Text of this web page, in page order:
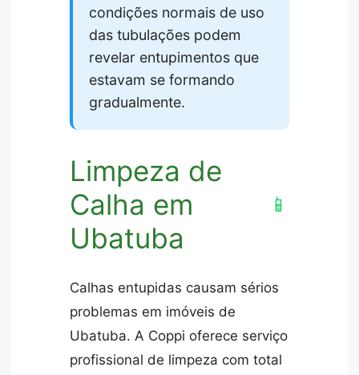
condições normais de uso
das tubulações podem
revelar entupimentos que
estavam se formando
gradualmente.
Limpeza de
Calha em
Ubatuba
📱
Calhas entupidas causam sérios
problemas em imóveis de
Ubatuba. A Coppi oferece serviço
profissional de limpeza com total